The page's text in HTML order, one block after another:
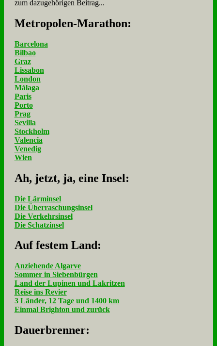
zum dazugehörigen Beitrag...
Me­tro­po­len-Ma­ra­thon:
Barcelona
Bilbao
Graz
Lissabon
London
Málaga
Paris
Porto
Prag
Sevilla
Stockholm
Valencia
Venedig
Wien
Ah, jetzt, ja, ei­ne In­sel:
Die Lärminsel
Die Überraschungsinsel
Die Verkehrsinsel
Die Schatzinsel
Auf fe­stem Land:
Anziehende Algarve
Sommer in Siebenbürgen
Land der Lupinen und Lakritzen
Reise ins Revier
3 Länder, 12 Tage und 1400 km
Einmal Brighton und zurück
Dau­er­bren­ner: